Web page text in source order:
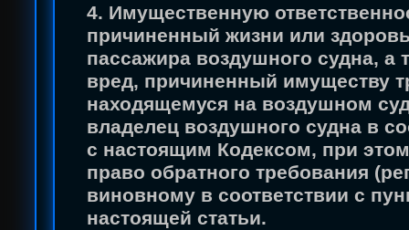
4. Имущественную
причиненный жизни или
пассажира воздушного судна, а
вред, причиненный имуществу
находящемуся на воздушном
владелец воздушного судна в
с настоящим Кодексом, при
право обратного требования
виновному в соответствии с
настоящей статьи.